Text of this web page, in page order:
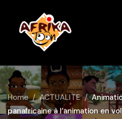
Home ACTUALITE
panafricaine à l’animation en